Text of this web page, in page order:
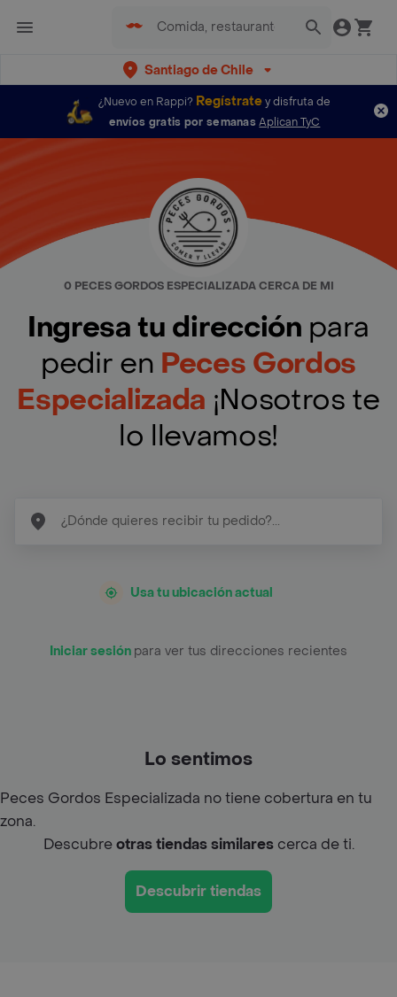
Santiago de Chile
¿Nuevo en Rappi? Regístratey disfruta de
envíos gratis por semanas Aplican TyC
0 PECES GORDOS ESPECIALIZADA CERCA DE MI
Ingresa tu dirección para
pedir en Peces Gordos
Especializada ¡Nosotros te
lo llevamos!
Usa tu ubicación actual
Iniciar sesión para ver tus direcciones recientes
Lo sentimos
Peces Gordos Especializada no tiene cobertura en tu
zona.
Descubreotras tiendas similarescerca de ti.
Descubrir tiendas